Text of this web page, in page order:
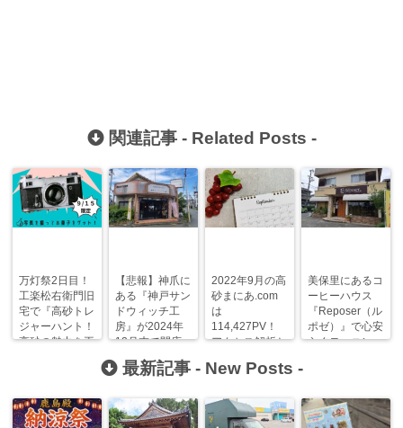
関連記事 - Related Posts -
万灯祭2日目！
工楽松右衛門旧
宅で『高砂トレ
ジャーハント！
高砂の魅力を再
【悲報】神爪に
ある『神戸サン
ドウィッチ工
房』が2024年
12月末で閉店
されるみた
い…。
2022年9月の高
砂まにあ.com
は
114,427PV！
アクセス解析と
ング！
美保里にあるコ
ーヒーハウス
『Reposer（ル
ポゼ）』で心安
らぐモーニン
最新記事 - New Posts -